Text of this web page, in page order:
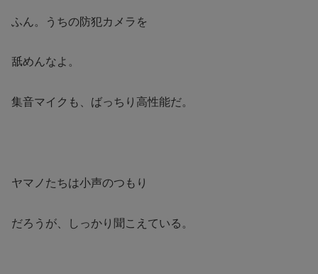
ふん。うちの防犯カメラを
舐めんなよ。
集音マイクも、ばっちり高性能だ。
ヤマノたちは小声のつもり
だろうが、しっかり聞こえている。